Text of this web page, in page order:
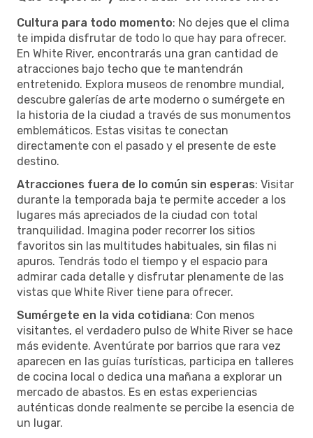
Cultura para todo momento: No dejes que el clima
te impida disfrutar de todo lo que hay para ofrecer.
En White River, encontrarás una gran cantidad de
atracciones bajo techo que te mantendrán
entretenido. Explora museos de renombre mundial,
descubre galerías de arte moderno o sumérgete en
la historia de la ciudad a través de sus monumentos
emblemáticos. Estas visitas te conectan
directamente con el pasado y el presente de este
destino.
Atracciones fuera de lo común sin esperas: Visitar
durante la temporada baja te permite acceder a los
lugares más apreciados de la ciudad con total
tranquilidad. Imagina poder recorrer los sitios
favoritos sin las multitudes habituales, sin filas ni
apuros. Tendrás todo el tiempo y el espacio para
admirar cada detalle y disfrutar plenamente de las
vistas que White River tiene para ofrecer.
Sumérgete en la vida cotidiana: Con menos
visitantes, el verdadero pulso de White River se hace
más evidente. Aventúrate por barrios que rara vez
aparecen en las guías turísticas, participa en talleres
de cocina local o dedica una mañana a explorar un
mercado de abastos. Es en estas experiencias
auténticas donde realmente se percibe la esencia de
un lugar.